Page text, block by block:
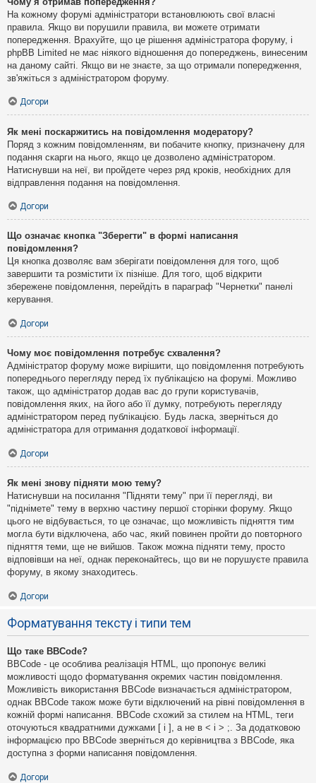
На кожному форумі адміністратори встановлюють свої власні
правила. Якщо ви порушили правила, ви можете отримати
попередження. Врахуйте, що це рішення адміністратора форуму, і
phpBB Limited не має ніякого відношення до попереджень, винесеним
на даному сайті. Якщо ви не знаєте, за що отримали попередження,
зв'яжіться з адміністратором форуму.
Догори
Як мені поскаржитись на повідомлення модератору?
Поряд з кожним повідомленням, ви побачите кнопку, призначену для
подання скарги на нього, якщо це дозволено адміністратором.
Натиснувши на неї, ви пройдете через ряд кроків, необхідних для
відправлення подання на повідомлення.
Догори
Що означає кнопка "Зберегти" в формі написання
повідомлення?
Ця кнопка дозволяє вам зберігати повідомлення для того, щоб
завершити та розмістити їх пізніше. Для того, щоб відкрити
збережене повідомлення, перейдіть в параграф "Чернетки" панелі
керування.
Догори
Чому моє повідомлення потребує схвалення?
Адміністратор форуму може вирішити, що повідомлення потребують
попереднього перегляду перед їх публікацією на форумі. Можливо
також, що адміністратор додав вас до групи користувачів,
повідомлення яких, на його або її думку, потребують перегляду
адміністратором перед публікацією. Будь ласка, зверніться до
адміністратора для отримання додаткової інформації.
Догори
Як мені знову підняти мою тему?
Натиснувши на посилання "Підняти тему" при її перегляді, ви
"піднімете" тему в верхню частину першої сторінки форуму. Якщо
цього не відбувається, то це означає, що можливість підняття тим
могла бути відключена, або час, який повинен пройти до повторного
підняття теми, ще не вийшов. Також можна підняти тему, просто
відповівши на неї, однак переконайтесь, що ви не порушуєте правила
форуму, в якому знаходитесь.
Догори
Форматування тексту і типи тем
Що таке BBCode?
BBCode - це особлива реалізація HTML, що пропонує великі
можливості щодо форматування окремих частин повідомлення.
Можливість використання BBCode визначається адміністратором,
однак BBCode також може бути відключений на рівні повідомлення в
кожній формі написання. BBCode схожий за стилем на HTML, теги
оточуються квадратними дужками [ і ], а не в < і > ;. За додатковою
інформацією про BBCode зверніться до керівництва з BBCode, яка
доступна з форми написання повідомлення.
Догори